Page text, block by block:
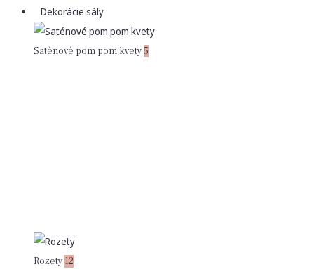
Dekorácie sály
Saténové pom pom kvety5
Rozety 12